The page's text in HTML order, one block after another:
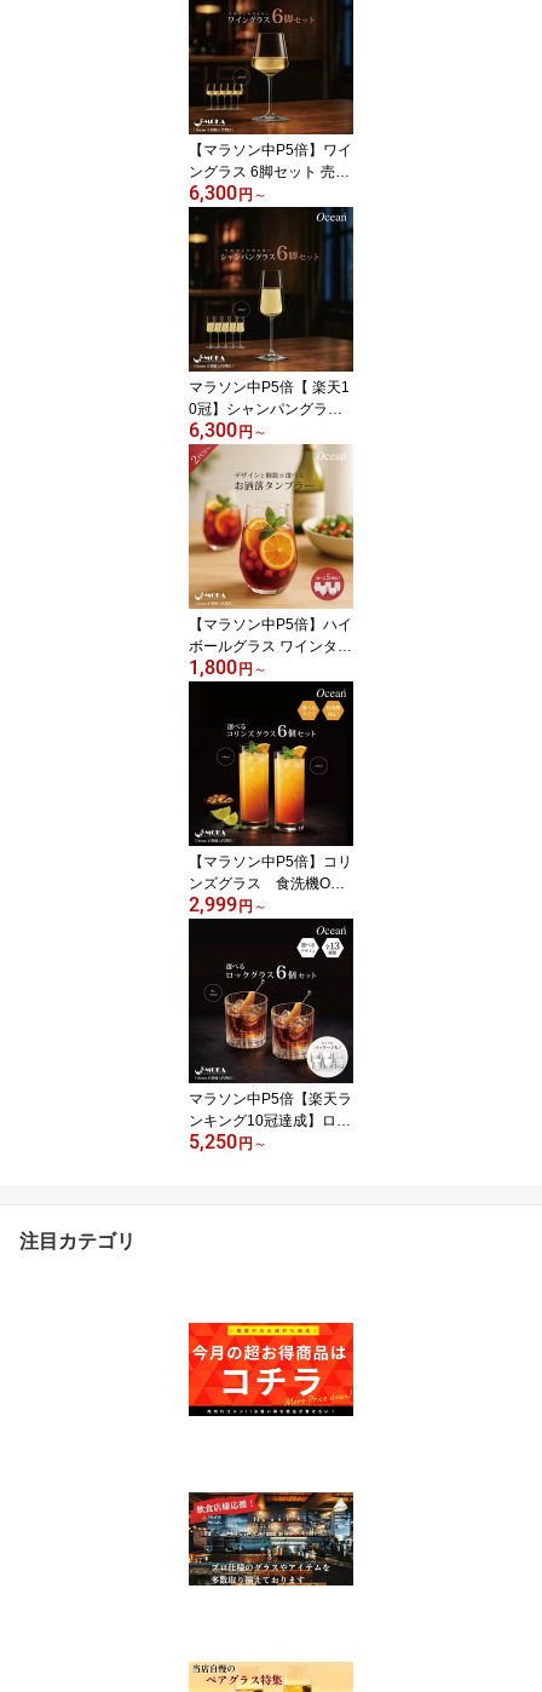
グラス ペア セット おし
ゃれ カクテルグラス フ
ルート 人気 選べる ペア
グラス レストラン バー
業務用グラス
【マラソン中P5倍】ワイ
ングラス 6脚セット 売れ
筋 人気 赤ワイン 白ワイ
ン グラス 白ワイングラ
ス6脚【写真を撮りたく
なるグラス】 業務用 oce
an おしゃれ おすすめ レ
ストラン ホテル BAR 食
洗器対応 リーデル オー
シャングラス 送料無
6,300円 ～
マラソン中P5倍【 楽天1
0冠】シャンパングラス
6脚セット シャンパング
ラス フルート 業務用 レ
ストラン ホテル BAR バ
ー かわいい おしゃれ 人
気 OCEAN オーシャング
ラス リーデル 送料無料
食洗器OK
6,300円 ～
【マラソン中P5倍】ハイ
ボールグラス ワインタン
ブラー ワイングラス脚な
し ウォーターグラス ワ
イングラス脚なし グラス
ワインタンブラー ペア 6
個セット グラス ワイン
グラス タンブラー低い
脚なし おしゃれ カフェ
飲食店 バー 家 人気 可愛
い
1,800円 ～
【マラソン中P5倍】コリ
ンズグラス 食洗機OK
ロングカクテルグラス ロ
ング ゾンビグラス コッ
プ 6個セット カクテルグ
ラス 業務用 グラス バー
用品 人気 ホテル
2,999円 ～
マラソン中P5倍【楽天ラ
ンキング10冠達成】ロッ
クグラス 大きめ おしゃ
5,250円 ～
注目カテゴリ